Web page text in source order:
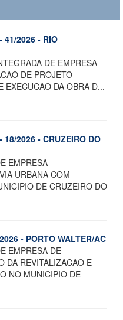
- 41/2026 - RIO
DE EMPRESA
DE PROJETO
EXECUCAO DA OBRA D...
- 18/2026 - CRUZEIRO DO
EMPRESA
URBANA COM
DE CRUZEIRO DO
- PORTO WALTER/AC
EMPRESA DE
DA REVITALIZACAO E
NO MUNICIPIO DE